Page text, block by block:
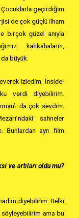
Çocuklarla geçirdiğim
de çok güçlü ilham
birçok güzel anıyla
kahkahaların,
büyük.
izledim. İnside-
verdi diyebilirim.
da çok sevdim.
sahneler
Bunlardan ayrı film
ve artıları oldu mu?
diyebilirim. Belki
söyleyebilirim ama bu